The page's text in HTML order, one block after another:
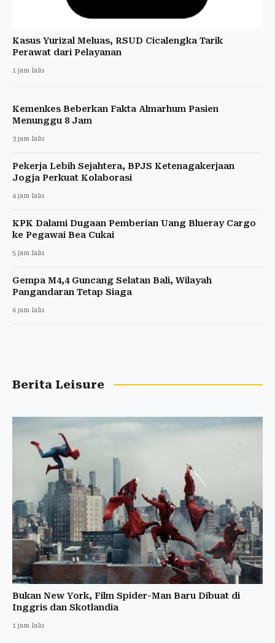
Kasus Yurizal Meluas, RSUD Cicalengka Tarik
Perawat dari Pelayanan
1 jam lalu
Kemenkes Beberkan Fakta Almarhum Pasien
Menunggu 8 Jam
3 jam lalu
Pekerja Lebih Sejahtera, BPJS Ketenagakerjaan
Jogja Perkuat Kolaborasi
4 jam lalu
KPK Dalami Dugaan Pemberian Uang Blueray Cargo
ke Pegawai Bea Cukai
5 jam lalu
Gempa M4,4 Guncang Selatan Bali, Wilayah
Pangandaran Tetap Siaga
6 jam lalu
Berita Leisure
Bukan New York, Film Spider-Man Baru Dibuat di
Inggris dan Skotlandia
1 jam lalu